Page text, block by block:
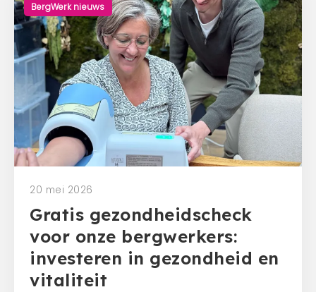
BergWerk nieuws
20 mei 2026
Gratis gezondheidscheck
voor onze bergwerkers:
investeren in gezondheid en
vitaliteit